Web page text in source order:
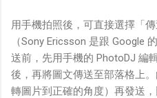
用手機拍照後，可直接選擇「
（Sony Ericsson 是跟 Google
送前，先用手機的 PhotoDJ 編
後，再將圖文傳送至部落格上
轉圖片到正確的角度）再發送